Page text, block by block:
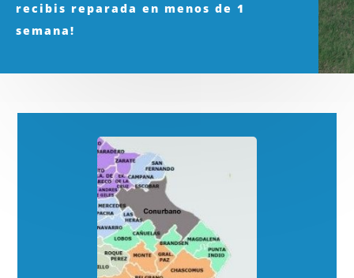
recibis reparada en menos de 1
semana!